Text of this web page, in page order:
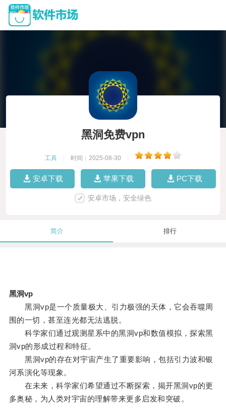
黑洞免费vpn
工具 时间：2025-08-30
安卓下载 苹果下载 PC下载
安卓市场，安全绿色
简介 排行
黑洞vp
黑洞vp是一个质量极大、引力极强的天体，它会吞噬周
围的一切，甚至连光都无法逃脱。
科学家们通过观测星系中的黑洞vp和数值模拟，探索黑
洞vp的形成过程和特征。
黑洞vp的存在对宇宙产生了重要影响，包括引力波和银
河系演化等现象。
在未来，科学家们希望通过不断探索，揭开黑洞vp的更
多奥秘，为人类对宇宙的理解带来更多启发和突破。